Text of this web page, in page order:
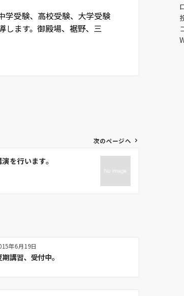
学受験、高校受験、大学受験
します。御殿場、裾野、三
次のページへ
を行います。
年6月19日
期講習、受付中。